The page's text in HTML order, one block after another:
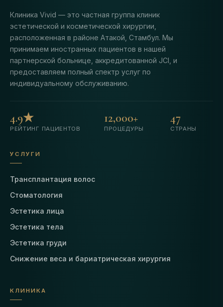
Клиника Vivid — это частная группа клиник
эстетической и косметической хирургии,
расположенная в районе Атакой, Стамбул. Мы
принимаем иностранных пациентов в нашей
партнерской больнице, аккредитованной JCI, и
предоставляем полный спектр услуг по
индивидуальному обслуживанию.
4.9★
РЕЙТИНГ ПАЦИЕНТОВ
12,000+
ПРОЦЕДУРЫ
47
СТРАНЫ
УСЛУГИ
Трансплантация волос
Стоматология
Эстетика лица
Эстетика тела
Эстетика груди
Снижение веса и бариатрическая хирургия
КЛИНИКА